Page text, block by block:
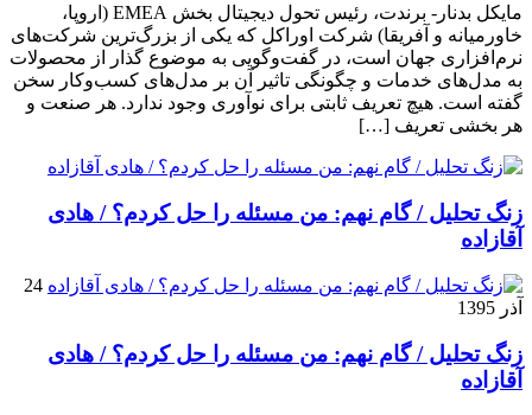
مایکل بدنار- برندت، رئیس تحول دیجیتال بخش EMEA (اروپا،
خاورمیانه و آفریقا) شرکت اوراکل که یکی از بزرگ‌ترین شرکت‌های
نرم‌افزاری جهان است، در گفت‌وگویی به موضوع گذار از محصولات
به مدل‌های خدمات و چگونگی تاثیر آن بر مدل‌های کسب‌و‌کار سخن
گفته است. هیچ تعریف ثابتی برای نوآوری وجود ندارد. هر صنعت و
هر بخشی تعریف […]
زنگ تحلیل / گام نهم: من مسئله را حل کردم؟ / هادی
آقازاده
24
آذر 1395
زنگ تحلیل / گام نهم: من مسئله را حل کردم؟ / هادی
آقازاده